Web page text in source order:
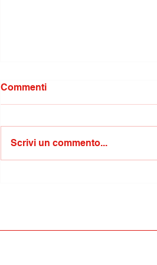
Commenti
Scrivi un commento...